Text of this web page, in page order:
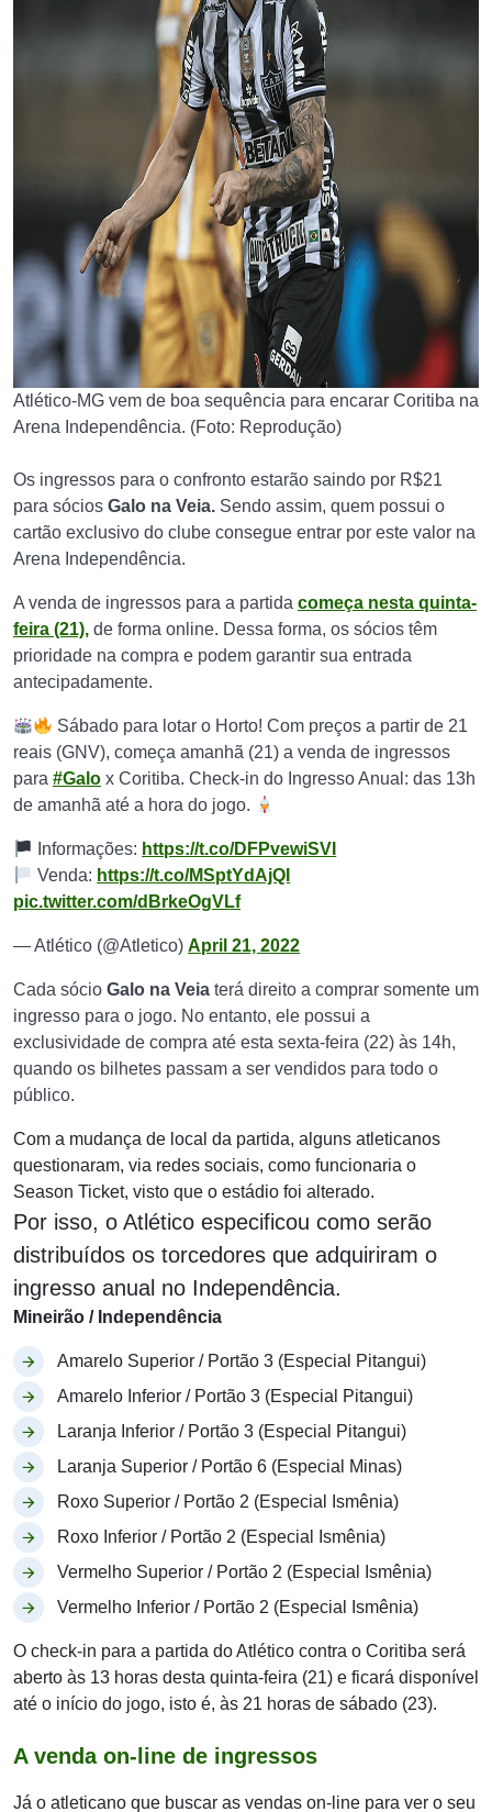
Atlético-MG vem de boa sequência para encarar Coritiba na
Arena Independência. (Foto: Reprodução)
Os ingressos para o confronto estarão saindo por R$21
para sócios Galo na Veia. Sendo assim, quem possui o
cartão exclusivo do clube consegue entrar por este valor na
Arena Independência.
A venda de ingressos para a partida começa nesta quinta-
feira (21), de forma online. Dessa forma, os sócios têm
prioridade na compra e podem garantir sua entrada
antecipadamente.
Sábado para lotar o Horto! Com preços a partir de 21
reais (GNV), começa amanhã (21) a venda de ingressos
para #Galo x Coritiba. Check-in do Ingresso Anual: das 13h
de amanhã até a hora do jogo.
Informações: https://t.co/DFPvewiSVI
Venda: https://t.co/MSptYdAjQI
pic.twitter.com/dBrkeOgVLf
— Atlético (@Atletico) April 21, 2022
Cada sócio Galo na Veia terá direito a comprar somente um
ingresso para o jogo. No entanto, ele possui a
exclusividade de compra até esta sexta-feira (22) às 14h,
quando os bilhetes passam a ser vendidos para todo o
público.
Com a mudança de local da partida, alguns atleticanos
questionaram, via redes sociais, como funcionaria o
Season Ticket, visto que o estádio foi alterado.
Por isso, o Atlético especificou como serão
distribuídos os torcedores que adquiriram o
ingresso anual no Independência.
Mineirão / Independência
Amarelo Superior / Portão 3 (Especial Pitangui)
Amarelo Inferior / Portão 3 (Especial Pitangui)
Laranja Inferior / Portão 3 (Especial Pitangui)
Laranja Superior / Portão 6 (Especial Minas)
Roxo Superior / Portão 2 (Especial Ismênia)
Roxo Inferior / Portão 2 (Especial Ismênia)
Vermelho Superior / Portão 2 (Especial Ismênia)
Vermelho Inferior / Portão 2 (Especial Ismênia)
O check-in para a partida do Atlético contra o Coritiba será
aberto às 13 horas desta quinta-feira (21) e ficará disponível
até o início do jogo, isto é, às 21 horas de sábado (23).
A venda on-line de ingressos
Já o atleticano que buscar as vendas on-line para ver o seu